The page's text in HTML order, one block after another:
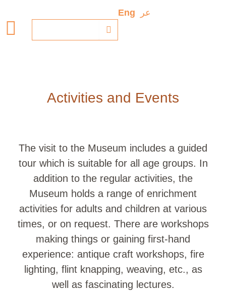
Eng عر
Activities and Events
The visit to the Museum includes a guided
tour which is suitable for all age groups. In
addition to the regular activities, the
Museum holds a range of enrichment
activities for adults and children at various
times, or on request. There are workshops
making things or gaining first-hand
experience: antique craft workshops, fire
lighting, flint knapping, weaving, etc., as
well as fascinating lectures.